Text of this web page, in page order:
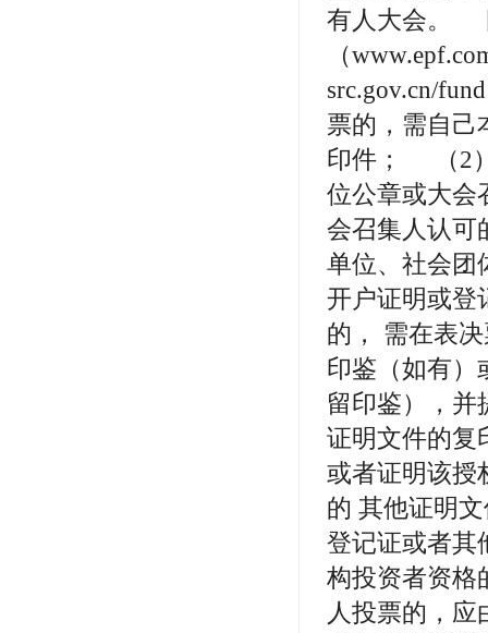
有人大会。
（
src.gov.cn/
票的，需自己
印件； （2）
位公章或大会
会召集人认可
单位、社会团
开户证明或登
的， 需在表
印鉴（如有）
留印鉴），并
证明文件的复
或者证明该授
的 其他证明
登记证或者其
构投资者资
人投票的，应